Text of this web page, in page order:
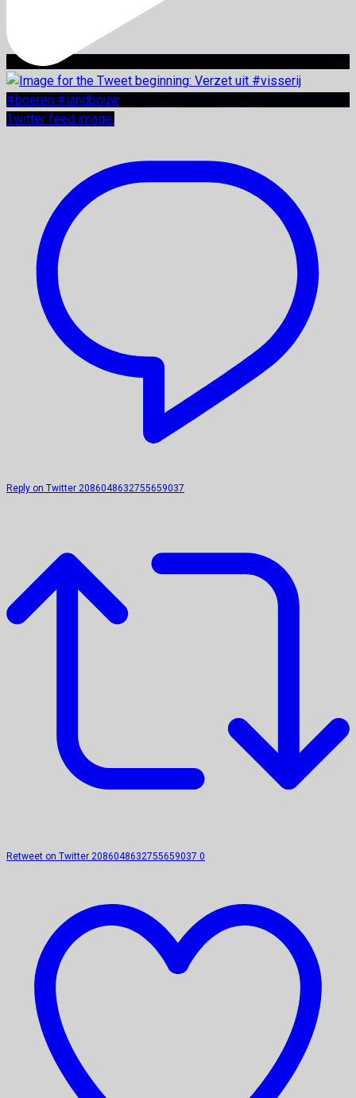
Twitter feed image.
Reply on Twitter 2086048632755659037
Retweet on Twitter 2086048632755659037 0